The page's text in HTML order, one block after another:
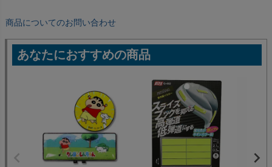
商品についてのお問い合わせ
あなたにおすすめの商品